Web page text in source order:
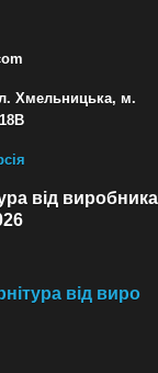
Хмельницька, м.
від виробника